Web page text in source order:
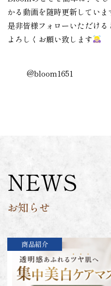
かる動画を随時更新していま
是非皆様フォローいただける
よろしくお願い致します
@bloom1651
NEWS
お知らせ
商品紹介